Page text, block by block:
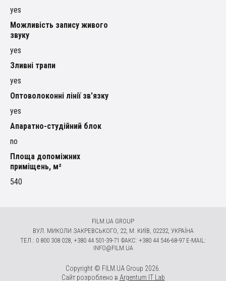
yes
Можливість запису живого
звуку
yes
Зливні трапи
yes
Оптоволоконні лінії зв'язку
yes
Апаратно-студійний блок
no
Площа допоміжних
приміщень, м²
540
FILM.UA GROUP
ВУЛ. МИКОЛИ ЗАКРЕВСЬКОГО, 22, М. КИЇВ, 02232, УКРАЇНА
ТЕЛ.: 0 800 308 028, +380 44 501-39-71 ФАКС: +380 44 546-68-97 E-MAIL:
INFO@FILM.UA
Copyright © FILM.UA Group 2026.
Сайт розроблено в Argentum IT Lab